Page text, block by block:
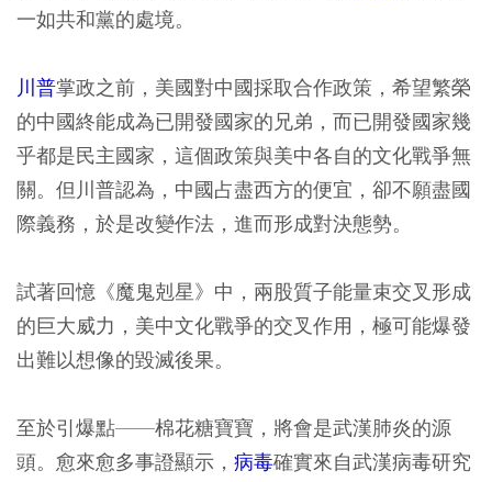
一如共和黨的處境。
川普掌政之前，美國對中國採取合作政策，希望繁榮
的中國終能成為已開發國家的兄弟，而已開發國家幾
乎都是民主國家，這個政策與美中各自的文化戰爭無
關。但川普認為，中國占盡西方的便宜，卻不願盡國
際義務，於是改變作法，進而形成對決態勢。
試著回憶《魔鬼剋星》中，兩股質子能量束交叉形成
的巨大威力，美中文化戰爭的交叉作用，極可能爆發
出難以想像的毀滅後果。
至於引爆點——棉花糖寶寶，將會是武漢肺炎的源
頭。愈來愈多事證顯示， 病毒確實來自武漢病毒研究